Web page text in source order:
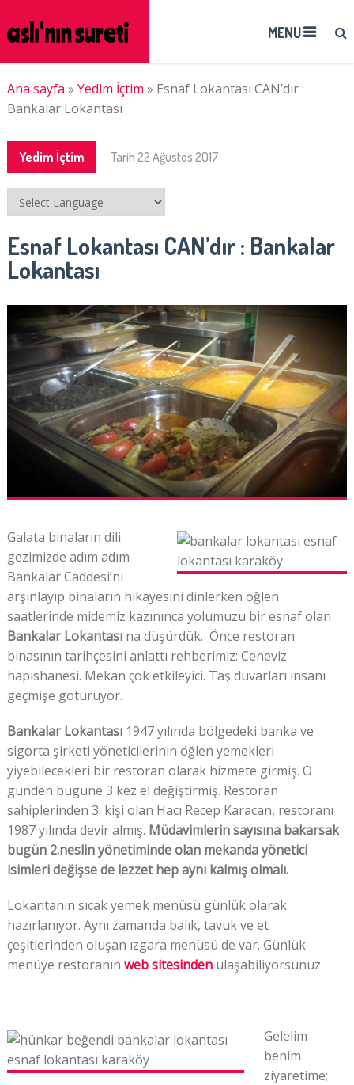
MENU
Ana sayfa » Yedim İçtim » Esnaf Lokantası CAN’dır :
Bankalar Lokantası
Yedim İçtim Tarih 22 Ağustos 2017
Esnaf Lokantası CAN’dır : Bankalar
Lokantası
Galata binaların dili
gezimizde adım adım
Bankalar Caddesi’ni
arşınlayıp binaların hikayesini dinlerken öğlen
saatlerinde midemiz kazınınca yolumuzu bir esnaf olan
Bankalar Lokantasına düşürdük. Önce restoran
binasının tarihçesini anlattı rehberimiz: Ceneviz
hapishanesi. Mekan çok etkileyici. Taş duvarları insanı
geçmişe götürüyor.
Bankalar Lokantası1947 yılında bölgedeki banka ve
sigorta şirketi yöneticilerinin öğlen yemekleri
yiyebilecekleri bir restoran olarak hizmete girmiş. O
günden bugüne 3 kez el değiştirmiş. Restoran
sahiplerinden 3. kişi olan Hacı Recep Karacan, restoranı
1987 yılında devir almış. Müdavimlerin sayısına bakarsak
bugün 2.neslin yönetiminde olan mekanda yönetici
isimleri değişse de lezzet hep aynı kalmış olmalı.
Lokantanın sıcak yemek menüsü günlük olarak
hazırlanıyor. Aynı zamanda balık, tavuk ve et
çeşitlerinden oluşan ızgara menüsü de var. Günlük
menüye restoranın web sitesindenulaşabiliyorsunuz.
Gelelim
benim
ziyaretime;